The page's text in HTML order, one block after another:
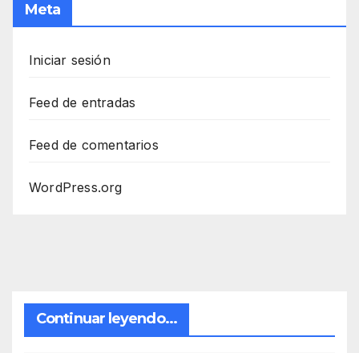
Meta
Iniciar sesión
Feed de entradas
Feed de comentarios
WordPress.org
Continuar leyendo...